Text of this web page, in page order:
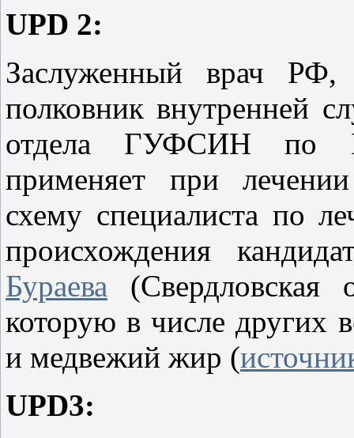
UPD 2:
Заслуженный врач РФ,
полковник внутренней
отдела ГУФСИН по
применяет при
схему специалиста по
происхождения
Бураева (Свердловская
которую в числе других
и медвежий жир (
UPD3: